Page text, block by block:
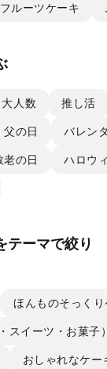
フルーツケーキ
人数 推し活
父の日 バレン
老の日 ハロウ
テーマで絞り
ほんものそっく
スイーツ・お菓子
おしゃれなケー